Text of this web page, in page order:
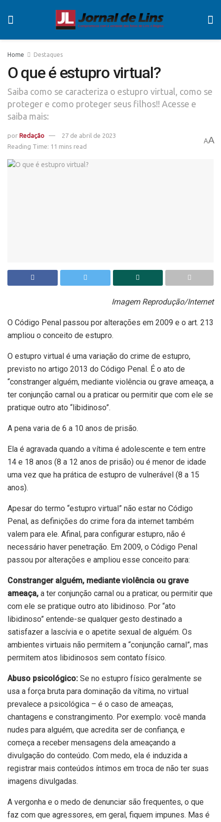
Home Destaques
O que é estupro virtual?
Saiba como se caracteriza o estupro virtual, como se
proteger e como proteger seus filhos!! Acesse e
saiba mais:
por Redação
27 de abril de 2023
Reading Time: 11 mins read
AA
Imagem Reprodução/Internet
O Código Penal passou por alterações em 2009 e o art. 213
ampliou o conceito de estupro.
O estupro virtual é uma variação do crime de estupro,
previsto no artigo 2013 do Código Penal. É o ato de
“constranger alguém, mediante violência ou grave ameaça, a
ter conjunção carnal ou a praticar ou permitir que com ele se
pratique outro ato “libidinoso”.
A pena varia de 6 a 10 anos de prisão.
Ela é agravada quando a vítima é adolescente e tem entre
14 e 18 anos (8 a 12 anos de prisão) ou é menor de idade
uma vez que ha prática de estupro de vulnerável (8 a 15
anos).
Apesar do termo “estupro virtual” não estar no Código
Penal, as definições do crime fora da internet também
valem para ele. Afinal, para configurar estupro, não é
necessário haver penetração. Em 2009, o Código Penal
passou por alterações e ampliou esse conceito para:
Constranger alguém, mediante violência ou grave
ameaça, a ter conjunção carnal ou a praticar, ou permitir que
com ele se pratique outro ato libidinoso. Por “ato
libidinoso” entende-se qualquer gesto destinado a
satisfazer a lascívia e o apetite sexual de alguém. Os
ambientes virtuais não permitem a “conjunção carnal”, mas
permitem atos libidinosos sem contato físico.
Abuso psicológico: Se no estupro físico geralmente se
usa a força bruta para dominação da vítima, no virtual
prevalece a psicológica – é o caso de ameaças,
chantagens e constrangimento. Por exemplo: você manda
nudes para alguém, que acredita ser de confiança, e
começa a receber mensagens dela ameaçando a
divulgação do conteúdo. Com medo, ela é induzida a
registrar mais conteúdos íntimos em troca de não ter suas
imagens divulgadas.
A vergonha e o medo de denunciar são frequentes, o que
faz com que agressores, em geral, fiquem impunes. Mas é